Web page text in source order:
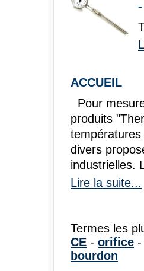
ACCUEIL
Pour
produits "
divers
industrielles.
Lire la suite...
Termes les
CE - orifice
bourdon